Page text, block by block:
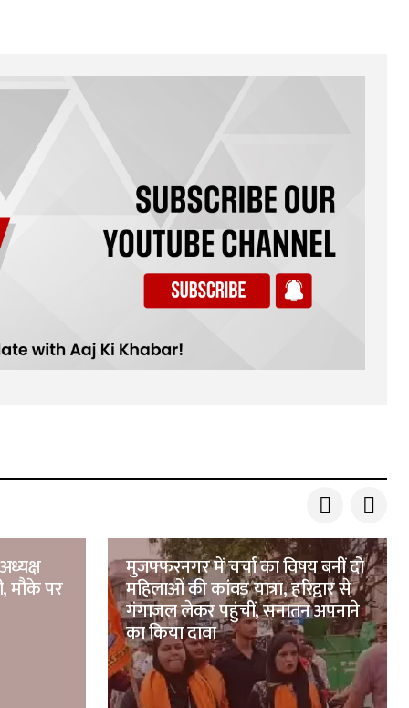
मौके पर
मुजफ्फरनगर में चर्चा का विषय बनीं दो
महिलाओं की कांवड़ यात्रा, हरिद्वार से
गंगाजल लेकर पहुंचीं, सनातन अपनाने
का किया दावा